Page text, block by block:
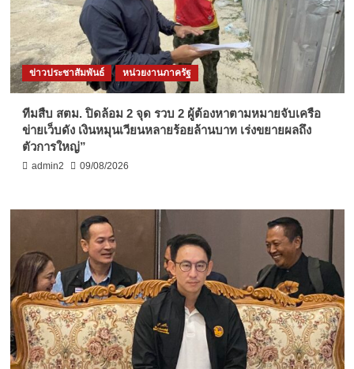
ข่าวประชาสัมพันธ์ หน่วยงานภาครัฐ
ทีมสืบ สตม. ปิดล้อม 2 จุด รวบ 2 ผู้ต้องหาตามหมายจับเครือ
ข่ายเว็บดัง เงินหมุนเวียนหลายร้อยล้านบาท เร่งขยายผลถึง
ตัวการใหญ่”
admin2 09/08/2026